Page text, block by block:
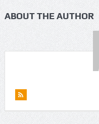
ABOUT THE AUTHOR